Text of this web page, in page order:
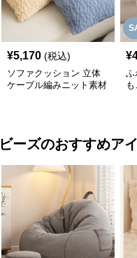
¥5,170 (税込)
ソファクッション 立体
ケーブル編みニット素材
¥
ふ
ビーズのおすすめア